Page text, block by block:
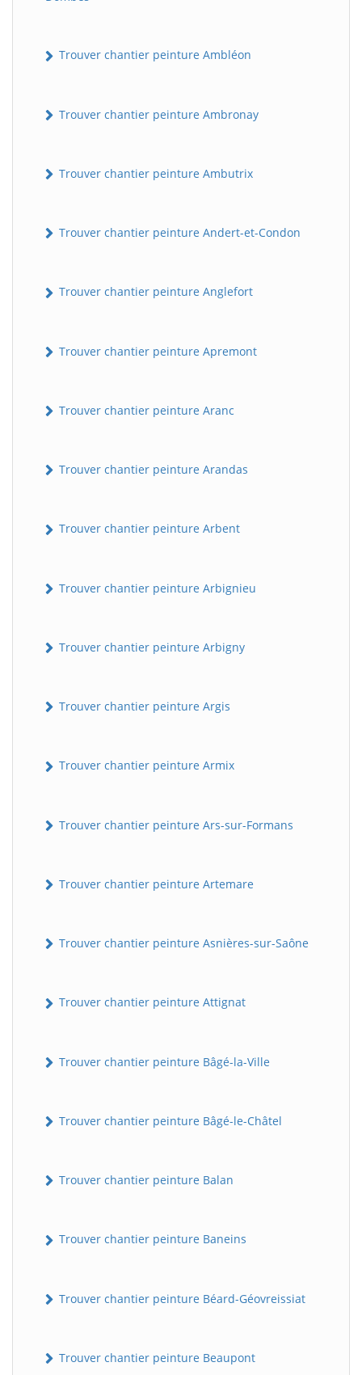
Trouver chantier peinture Ambléon
Trouver chantier peinture Ambronay
Trouver chantier peinture Ambutrix
Trouver chantier peinture Andert-et-Condon
Trouver chantier peinture Anglefort
Trouver chantier peinture Apremont
Trouver chantier peinture Aranc
Trouver chantier peinture Arandas
Trouver chantier peinture Arbent
Trouver chantier peinture Arbignieu
Trouver chantier peinture Arbigny
Trouver chantier peinture Argis
Trouver chantier peinture Armix
Trouver chantier peinture Ars-sur-Formans
Trouver chantier peinture Artemare
Trouver chantier peinture Asnières-sur-Saône
Trouver chantier peinture Attignat
Trouver chantier peinture Bâgé-la-Ville
Trouver chantier peinture Bâgé-le-Châtel
Trouver chantier peinture Balan
Trouver chantier peinture Baneins
Trouver chantier peinture Béard-Géovreissiat
Trouver chantier peinture Beaupont